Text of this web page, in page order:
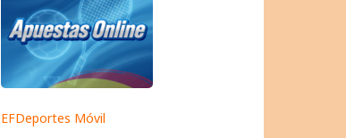
EFDeportes Móvil